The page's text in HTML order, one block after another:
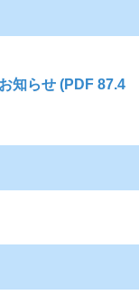
知らせ (PDF 87.4